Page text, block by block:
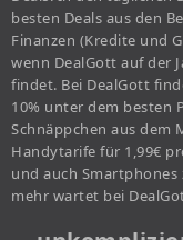
besten Deals aus den
Finanzen (Kredite und
wenn DealGott auf der
findet. Bei DealGott
10% unter dem besten
Schnäppchen aus dem
Handytarife für 1,99€
und auch Smartphones
mehr wartet bei